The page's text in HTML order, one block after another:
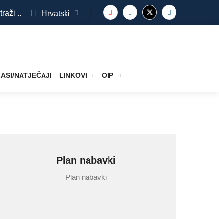
.. Hrvatski
NATJEČAJI LINKOVI OIP
Plan nabavki
Plan nabavki